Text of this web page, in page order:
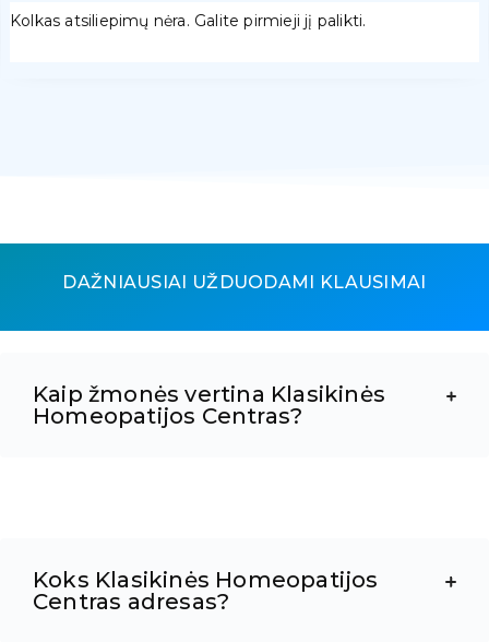
Kolkas atsiliepimų nėra. Galite pirmieji jį palikti.
DAŽNIAUSIAI UŽDUODAMI KLAUSIMAI
Kaip žmonės vertina Klasikinės
Homeopatijos Centras?
Koks Klasikinės Homeopatijos
Centras adresas?